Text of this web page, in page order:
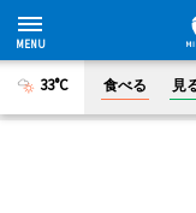
33°C 食べる 見